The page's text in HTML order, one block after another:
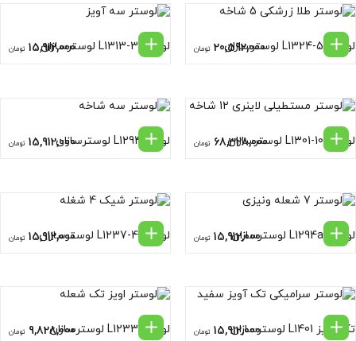
لوستر L1324-5 لوسترسازان 20,592,000 تومان لوستر L1313-3 لوسترسازان 15,912,000 تومان
لوستر L1301-10 لوسترسازان 68,328,000 تومان لوسترL1294 لوسترسازان 15,912,000 تومان
لوستر L1294a لوسترسازان 15,912,000 تومان لوستر L1237-4 لوسترسازان 15,912,000 تومان
تک آویز L1401 لوسترسازان 15,912,000 تومان لوستر L1233 لوسترسازان 9,828,000 تومان